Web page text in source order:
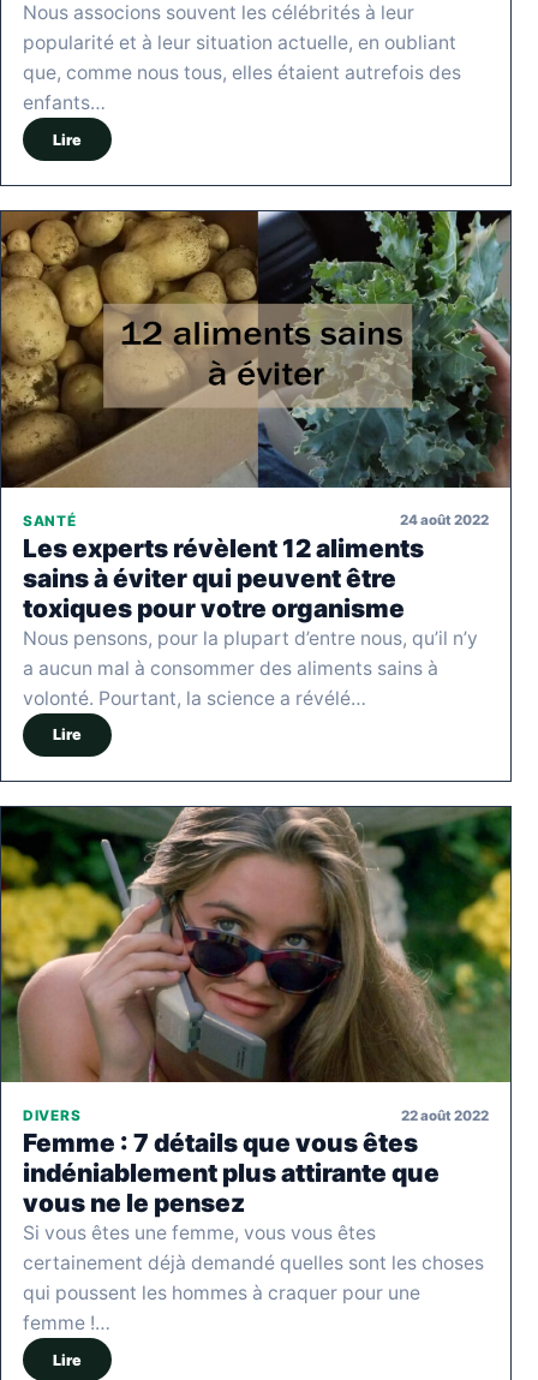
Nous associons souvent les célébrités à leur
popularité et à leur situation actuelle, en oubliant
que, comme nous tous, elles étaient autrefois des
enfants…
Lire
SANTÉ 24 août 2022
Les experts révèlent 12 aliments
sains à éviter qui peuvent être
toxiques pour votre organisme
Nous pensons, pour la plupart d’entre nous, qu’il n’y
a aucun mal à consommer des aliments sains à
volonté. Pourtant, la science a révélé…
Lire
DIVERS 22 août 2022
Femme : 7 détails que vous êtes
indéniablement plus attirante que
vous ne le pensez
Si vous êtes une femme, vous vous êtes
certainement déjà demandé quelles sont les choses
qui poussent les hommes à craquer pour une
femme !…
Lire